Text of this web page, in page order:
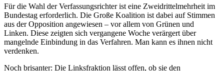
Für die Wahl der Verfassungsrichter ist eine Zweidrittelmehrheit im
Bundestag erforderlich. Die Große Koalition ist dabei auf Stimmen
aus der Opposition angewiesen – vor allem von Grünen und
Linken. Diese zeigten sich vergangene Woche verärgert über
mangelnde Einbindung in das Verfahren. Man kann es ihnen nicht
verdenken.
Noch brisanter: Die Linksfraktion lässt offen, ob sie den